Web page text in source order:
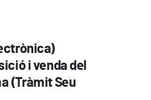
i venda del
(Tràmit Seu